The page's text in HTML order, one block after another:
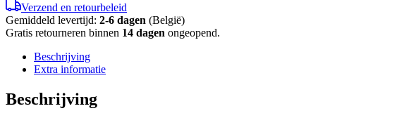
Verzend en retourbeleid
Gemiddeld levertijd: 2-6 dagen (België)
Gratis retourneren binnen 14 dagen ongeopend.
Beschrijving
Extra informatie
Beschrijving